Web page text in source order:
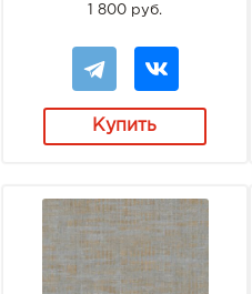
1 800 руб.
Купить